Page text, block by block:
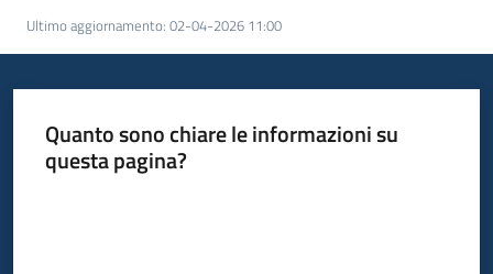
Ultimo aggiornamento: 02-04-2026 11:00
Quanto sono chiare le informazioni su
questa pagina?